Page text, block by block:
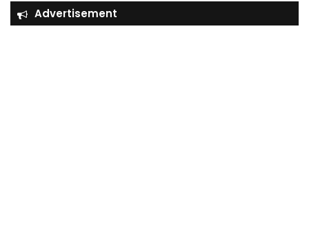
Advertisement